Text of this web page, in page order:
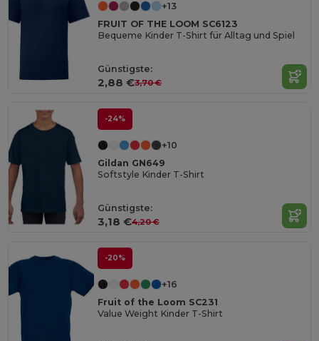
+13
FRUIT OF THE LOOM SC6123
Bequeme Kinder T-Shirt für Alltag und Spiel
Günstigste:
2,88 €3,70 €
-24%
+10
Gildan GN649
Softstyle Kinder T-Shirt
Günstigste:
3,18 €4,20 €
-20%
+16
Fruit of the Loom SC231
Value Weight Kinder T-Shirt